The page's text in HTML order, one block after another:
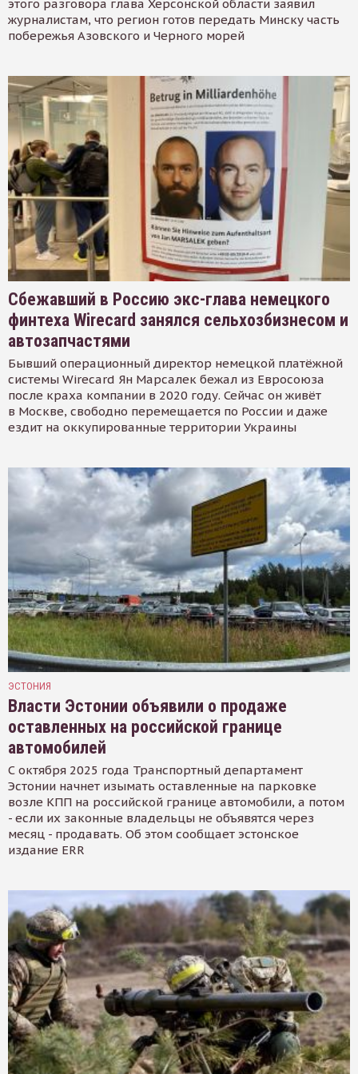
этого разговора глава Херсонской области заявил
журналистам, что регион готов передать Минску часть
побережья Азовского и Черного морей
Сбежавший в Россию экс-глава немецкого
финтеха Wirecard занялся сельхозбизнесом и
автозапчастями
Бывший операционный директор немецкой платёжной
системы Wirecard Ян Марсалек бежал из Евросоюза
после краха компании в 2020 году. Сейчас он живёт
в Москве, свободно перемещается по России и даже
ездит на оккупированные территории Украины
ЭСТОНИЯ
Власти Эстонии объявили о продаже
оставленных на российской границе
автомобилей
С октября 2025 года Транспортный департамент
Эстонии начнет изымать оставленные на парковке
возле КПП на российской границе автомобили, а потом
- если их законные владельцы не объявятся через
месяц - продавать. Об этом сообщает эстонское
издание ERR